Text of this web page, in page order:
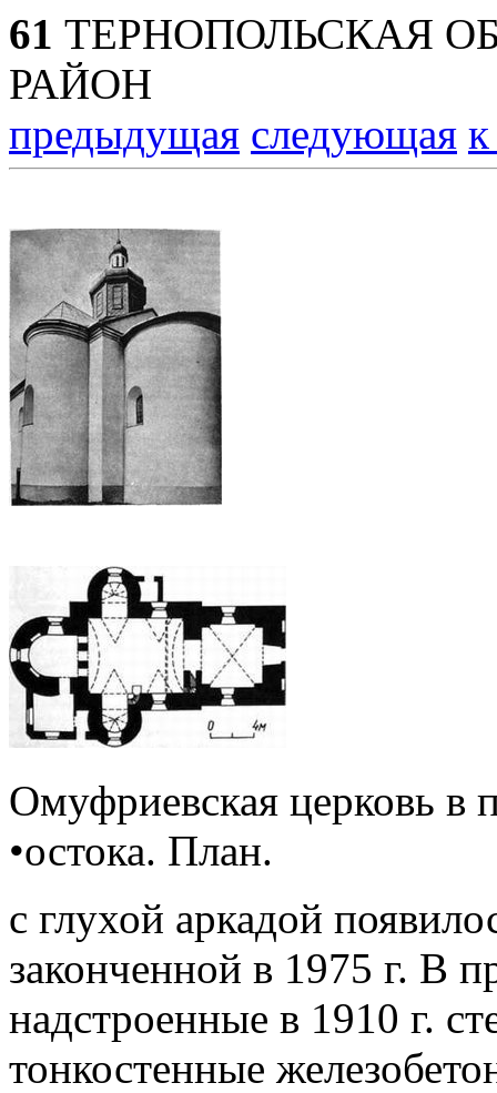
61 ТЕРНОПОЛЬСКАЯ
РАЙОН
предыдущая следующая
Омуфриевская церковь в
•остока. План.
с глухой аркадой
законченной в 1975 г. В
надстроенные в 1910 г.
тонкостенные